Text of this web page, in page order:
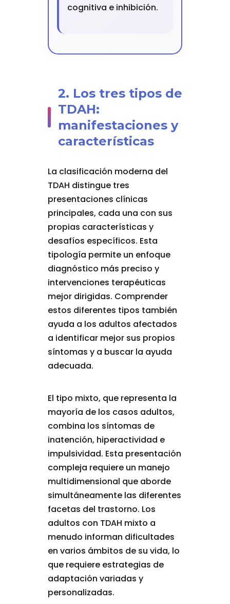
cognitiva e inhibición.
2. Los tres tipos de
TDAH:
manifestaciones y
características
La clasificación moderna del
TDAH distingue tres
presentaciones clínicas
principales, cada una con sus
propias características y
desafíos específicos. Esta
tipología permite un enfoque
diagnóstico más preciso y
intervenciones terapéuticas
mejor dirigidas. Comprender
estos diferentes tipos también
ayuda a los adultos afectados
a identificar mejor sus propios
síntomas y a buscar la ayuda
adecuada.
El tipo mixto, que representa la
mayoría de los casos adultos,
combina los síntomas de
inatención, hiperactividad e
impulsividad. Esta presentación
compleja requiere un manejo
multidimensional que aborde
simultáneamente las diferentes
facetas del trastorno. Los
adultos con TDAH mixto a
menudo informan dificultades
en varios ámbitos de su vida, lo
que requiere estrategias de
adaptación variadas y
personalizadas.